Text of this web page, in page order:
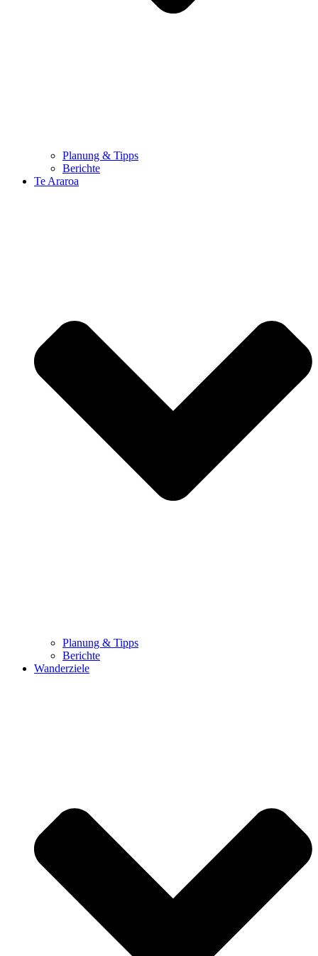
Planung & Tipps
Berichte
Te Araroa
Planung & Tipps
Berichte
Wanderziele